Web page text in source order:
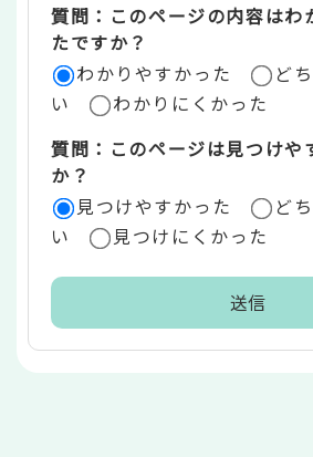
リ
ア
質問：このページの内容はわ
たですか？
わかりやすかった
ど
い
わかりにくかった
質問：このページは見つけや
か？
見つけやすかった
ど
い
見つけにくかった